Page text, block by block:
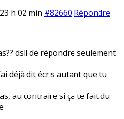
h 02 min #82660 Répondre
dsll de répondre seulement
déjà dit écris autant que tu
au contraire si ça te fait du